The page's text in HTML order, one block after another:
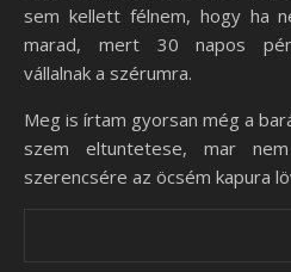
sem kellett félnem, hogy ha
marad, mert 30 napos
vállalnak a szérumra.
Meg is írtam gyorsan még a
szem eltuntetese, mar
szerencsére az öcsém kapura